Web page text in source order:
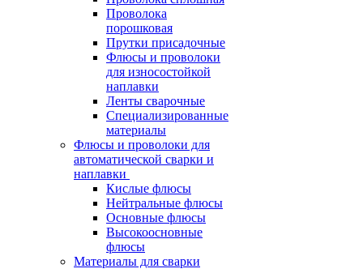
Проволока
порошковая
Прутки присадочные
Флюсы и проволоки
для износостойкой
наплавки
Ленты сварочные
Специализированные
материалы
Флюсы и проволоки для
автоматической сварки и
наплавки
Кислые флюсы
Нейтральные флюсы
Основные флюсы
Высокоосновные
флюсы
Материалы для сварки